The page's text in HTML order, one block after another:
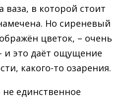
ваза, в которой стоит
Но сиреневый
цветок, – очень
и это даёт ощущение
какого-то озарения.
единственное